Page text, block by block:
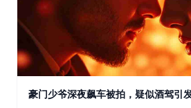
豪门少爷深夜飙车被拍，疑似酒驾引